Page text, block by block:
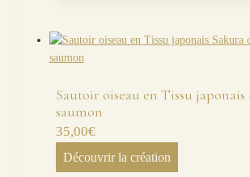
Sautoir oiseau en Tissu japonais
saumon
35,00€
Découvrir la création